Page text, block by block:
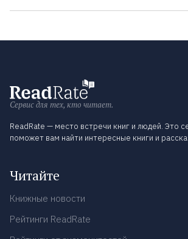
Сервис для тех, кто читает.
ReadRate — место встречи книг и людей. Это
поможет вам найти интересные книги и
Читайте
Книжные новости
Рейтинги ReadRate